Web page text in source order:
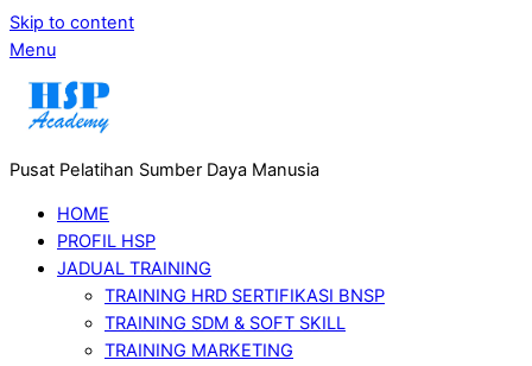
Skip to content
Menu
Pusat Pelatihan Sumber Daya Manusia
HOME
PROFIL HSP
JADUAL TRAINING
TRAINING HRD SERTIFIKASI BNSP
TRAINING SDM & SOFT SKILL
TRAINING MARKETING